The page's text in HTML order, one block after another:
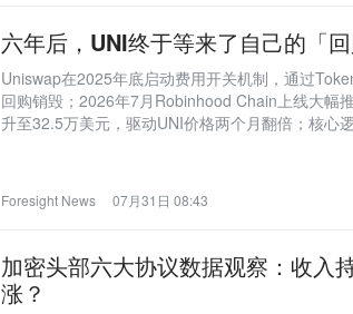
六年后，UNI终于等来了自己的「回
Uniswap在2025年底启动费用开关机制，通过
回购销毁；2026年7月Robinhood Chain上线大幅
升至32.5万美元，驱动UNI价格两个月翻倍；核心
Foresight News 07月31日 08:43
加密头部六大协议数据观察：收入
涨？